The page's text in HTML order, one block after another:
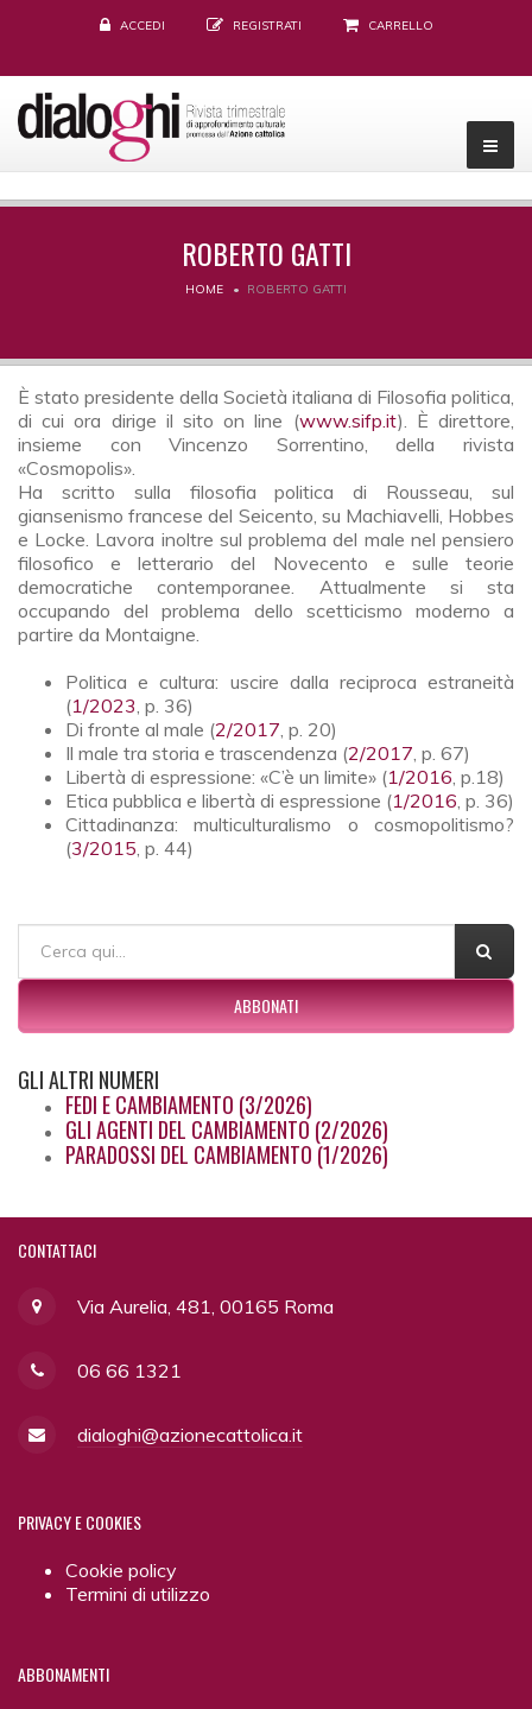
ACCEDI REGISTRATI CARRELLO
ROBERTO GATTI
HOME ROBERTO GATTI
È stato presidente della Società italiana di Filosofia politica,
di cui ora dirige il sito on line (www.sifp.it). È direttore,
insieme con Vincenzo Sorrentino, della rivista
«Cosmopolis».
Ha scritto sulla filosofia politica di Rousseau, sul
giansenismo francese del Seicento, su Machiavelli, Hobbes
e Locke. Lavora inoltre sul problema del male nel pensiero
filosofico e letterario del Novecento e sulle teorie
democratiche contemporanee. Attualmente si sta
occupando del problema dello scetticismo moderno a
partire da Montaigne.
Politica e cultura: uscire dalla reciproca estraneità
(1/2023, p. 36)
Di fronte al male (2/2017, p. 20)
Il male tra storia e trascendenza (2/2017, p. 67)
Libertà di espressione: «C’è un limite» (1/2016, p.18)
Etica pubblica e libertà di espressione (1/2016, p. 36)
Cittadinanza: multiculturalismo o cosmopolitismo?
(3/2015, p. 44)
FORM DI RICERCA
ABBONATI
GLIALTRI NUMERI
FEDI E CAMBIAMENTO (3/2026)
GLI AGENTI DEL CAMBIAMENTO (2/2026)
PARADOSSI DEL CAMBIAMENTO (1/2026)
CONTATTACI
Via Aurelia, 481, 00165 Roma
06 66 1321
dialoghi@azionecattolica.it
PRIVACYE COOKIES
Cookie policy
Termini di utilizzo
ABBONAMENTI